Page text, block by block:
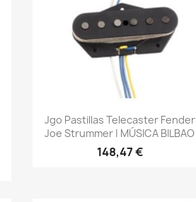
Vista rápida
Jgo Pastillas Telecaster Fender
Joe Strummer | MÚSICA BILBAO
148,47 €